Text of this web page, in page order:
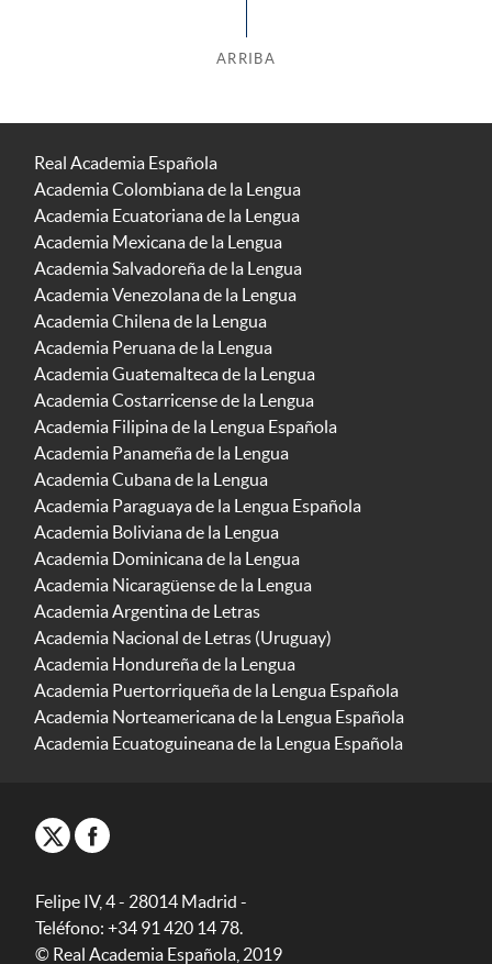
ARRIBA
Real Academia Española
Academia Colombiana de la Lengua
Academia Ecuatoriana de la Lengua
Academia Mexicana de la Lengua
Academia Salvadoreña de la Lengua
Academia Venezolana de la Lengua
Academia Chilena de la Lengua
Academia Peruana de la Lengua
Academia Guatemalteca de la Lengua
Academia Costarricense de la Lengua
Academia Filipina de la Lengua Española
Academia Panameña de la Lengua
Academia Cubana de la Lengua
Academia Paraguaya de la Lengua Española
Academia Boliviana de la Lengua
Academia Dominicana de la Lengua
Academia Nicaragüense de la Lengua
Academia Argentina de Letras
Academia Nacional de Letras (Uruguay)
Academia Hondureña de la Lengua
Academia Puertorriqueña de la Lengua Española
Academia Norteamericana de la Lengua Española
Academia Ecuatoguineana de la Lengua Española
Felipe IV, 4 - 28014 Madrid -
Teléfono: +34 91 420 14 78.
© Real Academia Española, 2019